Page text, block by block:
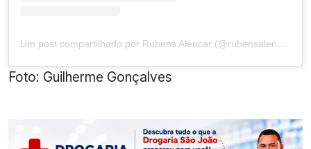
Foto: Guilherme Gonçalves